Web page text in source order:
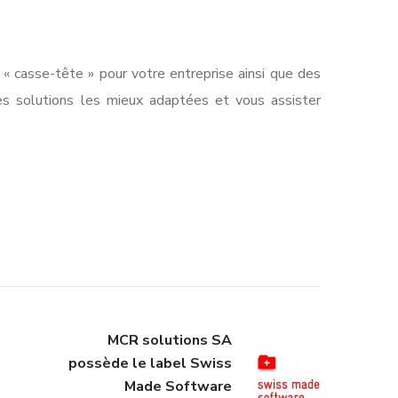
tête » pour votre entreprise ainsi que des
solutions les mieux adaptées et vous assister
MCR solutions SA
possède le label Swiss
Made Software